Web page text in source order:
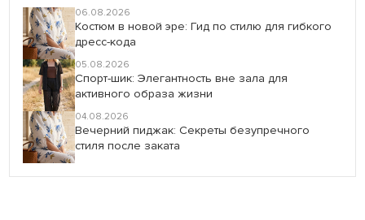
06.08.2026
Костюм в новой эре: Гид по стилю для гибкого
дресс-кода
05.08.2026
Спорт-шик: Элегантность вне зала для
активного образа жизни
04.08.2026
Вечерний пиджак: Секреты безупречного
стиля после заката